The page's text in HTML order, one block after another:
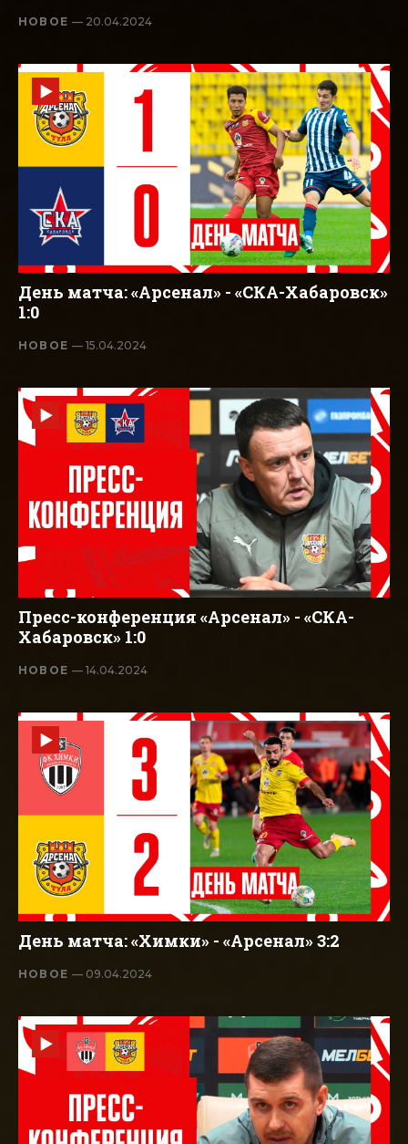
НОВОЕ— 20.04.2024
День матча: «Арсенал» - «СКА-Хабаровск»
1:0
НОВОЕ— 15.04.2024
Пресс-конференция «Арсенал» - «СКА-
Хабаровск» 1:0
НОВОЕ— 14.04.2024
День матча: «Химки» - «Арсенал» 3:2
НОВОЕ— 09.04.2024